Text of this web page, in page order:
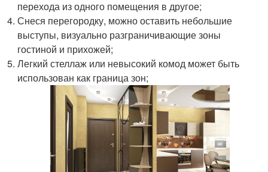
перехода из одного помещения в другое;
Снеся перегородку, можно оставить небольшие
выступы, визуально разграничивающие зоны
гостиной и прихожей;
Легкий стеллаж или невысокий комод может быть
использован как граница зон;